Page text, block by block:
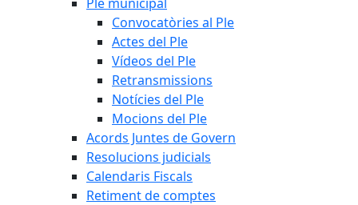
Convocatòries al Ple
Actes del Ple
Vídeos del Ple
Retransmissions
Notícies del Ple
Mocions del Ple
Acords Juntes de Govern
Resolucions judicials
Calendaris Fiscals
Retiment de comptes